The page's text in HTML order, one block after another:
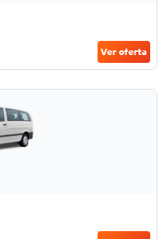
Ver oferta